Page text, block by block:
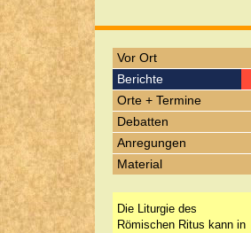
Vor Ort
Berichte
Orte + Termine
Debatten
Anregungen
Material
Die Liturgie des
Römischen Ritus kann in